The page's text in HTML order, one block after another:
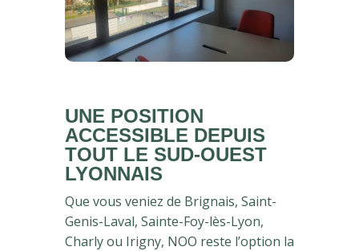
UNE POSITION
ACCESSIBLE DEPUIS
TOUT LE SUD-OUEST
LYONNAIS
Que vous veniez de Brignais, Saint-
Genis-Laval, Sainte-Foy-lès-Lyon,
Charly ou Irigny, NOO reste l’option la